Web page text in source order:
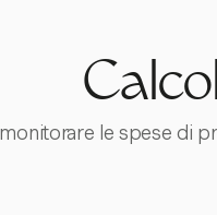
le spese di